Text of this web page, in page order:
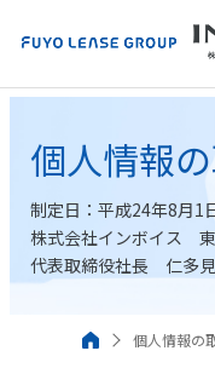
個人情報
制定日：平成24年8月
株式会社インボイス
代表取締役社長 仁多
個人情報の